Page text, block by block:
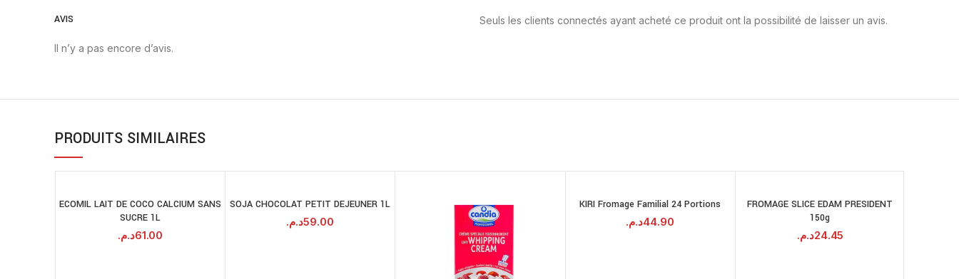
AVIS
Il n’y a pas encore d’avis.
Seuls les clients connectés ayant acheté ce produit ont la possibilité de laisser un avis.
PRODUITS SIMILAIRES
AJOUTER AU
PANIER
ECOMIL LAIT DE COCO CALCIUM SANS
SUCRE 1L
61.00د.م.
AJOUTER AU
PANIER
SOJA CHOCOLAT PETIT DEJEUNER 1L
59.00د.م.
AJOUTER AU
PANIER
KIRI Fromage Familial 24 Portions
44.90د.م.
AJOUTER AU
FROMAGE SLICE EDAM PRESIDENT
150g
24.45د.م.